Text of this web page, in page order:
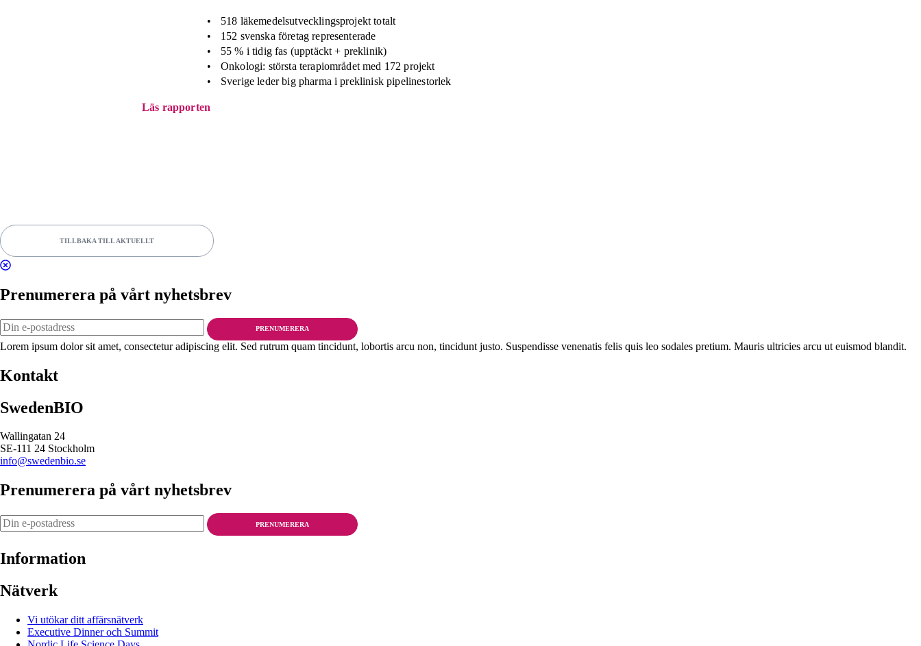
518 läkemedelsutvecklingsprojekt totalt
152 svenska företag representerade
55 % i tidig fas (upptäckt + preklinik)
Onkologi: största terapiområdet med 172 projekt
Sverige leder big pharma i preklinisk pipelinestorlek
Läs rapporten
TILLBAKA TILL AKTUELLT
Prenumerera på vårt nyhetsbrev
PRENUMERERA
Lorem ipsum dolor sit amet, consectetur adipiscing elit. Sed rutrum quam tincidunt, lobortis arcu non, tincidunt justo. Suspendisse venenatis felis quis leo sodales pretium. Mauris ultricies arcu ut euismod blandit.
Kontakt
SwedenBIO
Wallingatan 24
SE-111 24 Stockholm
info@swedenbio.se
Prenumerera på vårt nyhetsbrev
PRENUMERERA
Information
Nätverk
Vi utökar ditt affärsnätverk
Executive Dinner och Summit